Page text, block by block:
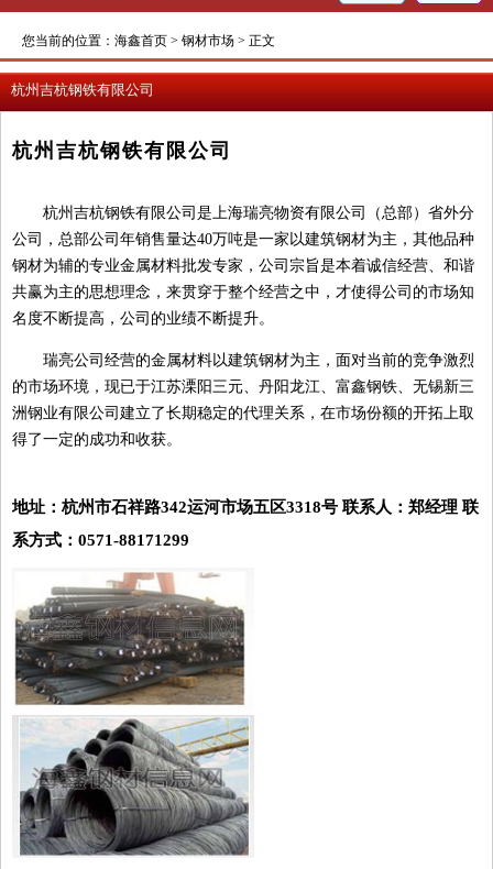
您当前的位置： 海鑫首页 > 钢材市场 > 正文
杭州吉杭钢铁有限公司
杭州吉杭钢铁有限公司
杭州吉杭钢铁有限公司是上海瑞亮物资有限公司（总部）省外分
公司，总部公司年销售量达40万吨是一家以建筑钢材为主，其他品种
钢材为辅的专业金属材料批发专家，公司宗旨是本着诚信经营、和谐
共赢为主的思想理念，来贯穿于整个经营之中，才使得公司的市场知
名度不断提高，公司的业绩不断提升。
瑞亮公司经营的金属材料以建筑钢材为主，面对当前的竞争激烈
的市场环境，现已于江苏溧阳三元、丹阳龙江、富鑫钢铁、无锡新三
洲钢业有限公司建立了长期稳定的代理关系，在市场份额的开拓上取
得了一定的成功和收获。
地址：杭州市石祥路342运河市场五区3318号 联系人：郑经理 联
系方式：0571-88171299